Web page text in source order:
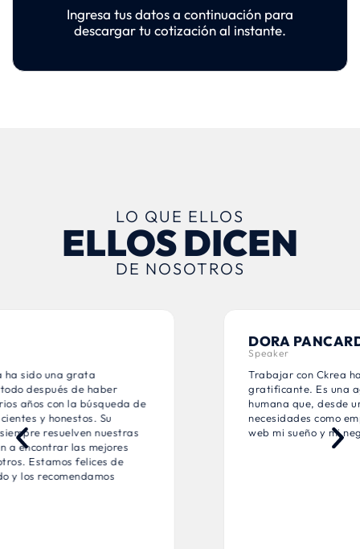
Ingresa tus datos a continuación para
descargar tu cotización al instante.
LO QUE ELLOS
ELLOS DICEN
DE NOSOTROS
Trabajar con Ckrea ha sido una experiencia
gratificante. Es una agencia profesional y
humana que, desde un inicio, entendió mis
necesidades como emprendedora. Puse en una
web mi sueño y mi negocio.